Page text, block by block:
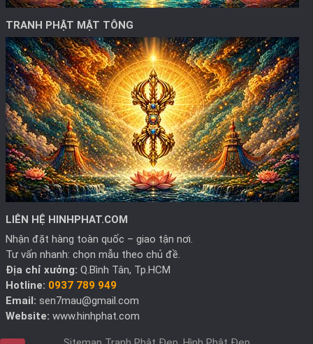
TRANH PHẬT MẬT TÔNG
LIÊN HỆ HINHPHAT.COM
Nhận đặt hàng toàn quốc – giao tận nơi.
Tư vấn nhanh: chọn mẫu theo chủ đề.
Địa chỉ xưởng: Q.Bình Tân, Tp.HCM
Hotline: 0937 789 949
Email: sen7mau@gmail.com
Website: www.hinhphat.com